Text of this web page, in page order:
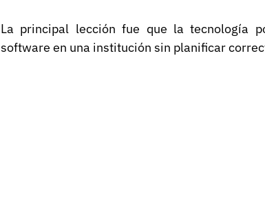
La principal lección fue que la tecnología
software en una institución sin planificar